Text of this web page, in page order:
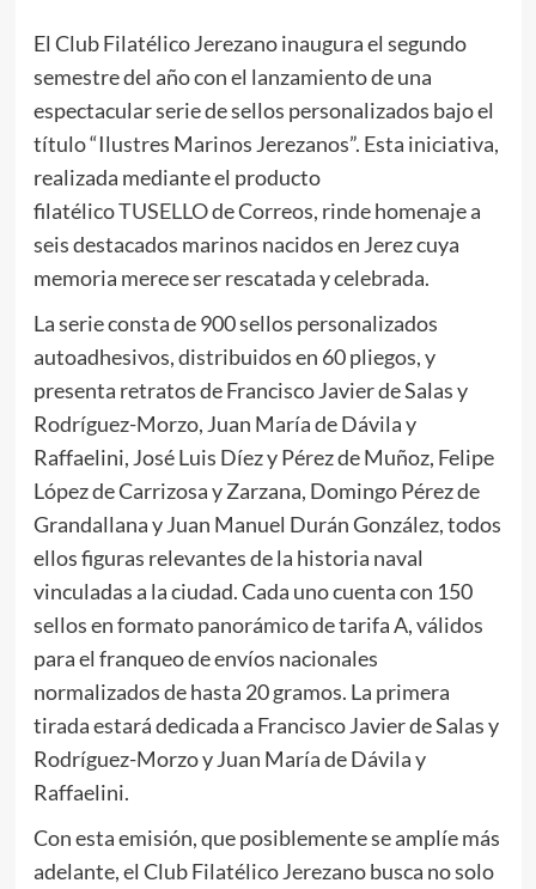
El Club Filatélico Jerezano inaugura el segundo
semestre del año con el lanzamiento de una
espectacular serie de sellos personalizados bajo el
título “Ilustres Marinos Jerezanos”. Esta iniciativa,
realizada mediante el producto
filatélicoTUSELLOde Correos, rinde homenaje a
seis destacados marinos nacidos en Jerez cuya
memoria merece ser rescatada y celebrada.
La serie consta de 900 sellos personalizados
autoadhesivos, distribuidos en 60 pliegos, y
presenta retratos de Francisco Javier de Salas y
Rodríguez-Morzo, Juan María de Dávila y
Raffaelini, José Luis Díez y Pérez de Muñoz, Felipe
López de Carrizosa y Zarzana, Domingo Pérez de
Grandallana y Juan Manuel Durán González, todos
ellos figuras relevantes de la historia naval
vinculadas a la ciudad. Cada uno cuenta con 150
sellos en formato panorámico de tarifa A, válidos
para el franqueo de envíos nacionales
normalizados de hasta 20 gramos. La primera
tirada estará dedicada a Francisco Javier de Salas y
Rodríguez-Morzo y Juan María de Dávila y
Raffaelini.
Con esta emisión, que posiblemente se amplíe más
adelante, el Club Filatélico Jerezano busca no solo